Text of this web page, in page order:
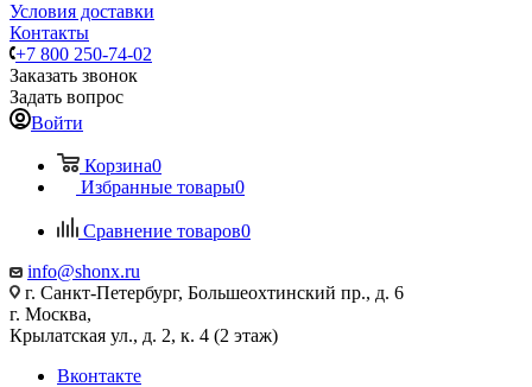
Условия доставки
Контакты
+7 800 250-74-02
Заказать звонок
Задать вопрос
Войти
Корзина0
Избранные товары0
Сравнение товаров0
info@shonx.ru
г. Санкт-Петербург, Большеохтинский пр., д. 6
г. Москва,
Крылатская ул., д. 2, к. 4 (2 этаж)
Вконтакте